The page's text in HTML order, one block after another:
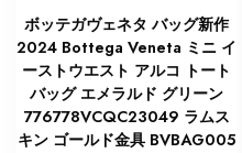
ボッテガヴェネタ バッグ新作
2024 Bottega Veneta ミニ イ
ーストウエスト アルコ トート
バッグ エメラルド グリーン
776778VCQC23049 ラムス
キン ゴールド金具 BVBAG005